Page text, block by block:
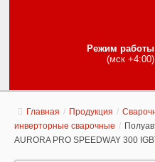
Режим работы
(мск +4:00)
Главная / Продукция /
инверторные сварочные /
AURORA PRO SPEEDWAY 300